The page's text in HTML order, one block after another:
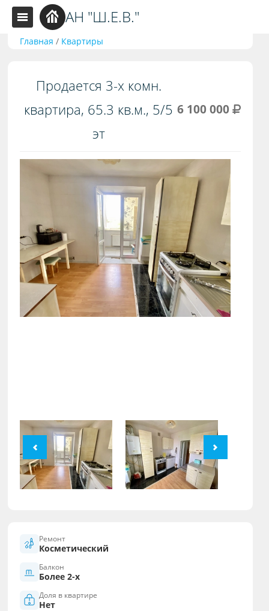
АН "Ш.Е.В."
Главная / Квартиры
Продается 3-х комн.
квартира, 65.3 кв.м., 5/5
эт
6 100 000
Ремонт
Косметический
Балкон
Более 2-х
Доля в квартире
Нет